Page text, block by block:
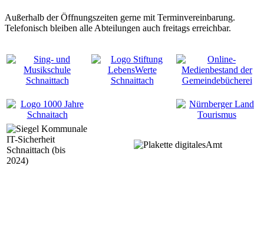
Außerhalb der Öffnungszeiten gerne mit Terminvereinbarung.
Telefonisch bleiben alle Abteilungen auch freitags erreichbar.